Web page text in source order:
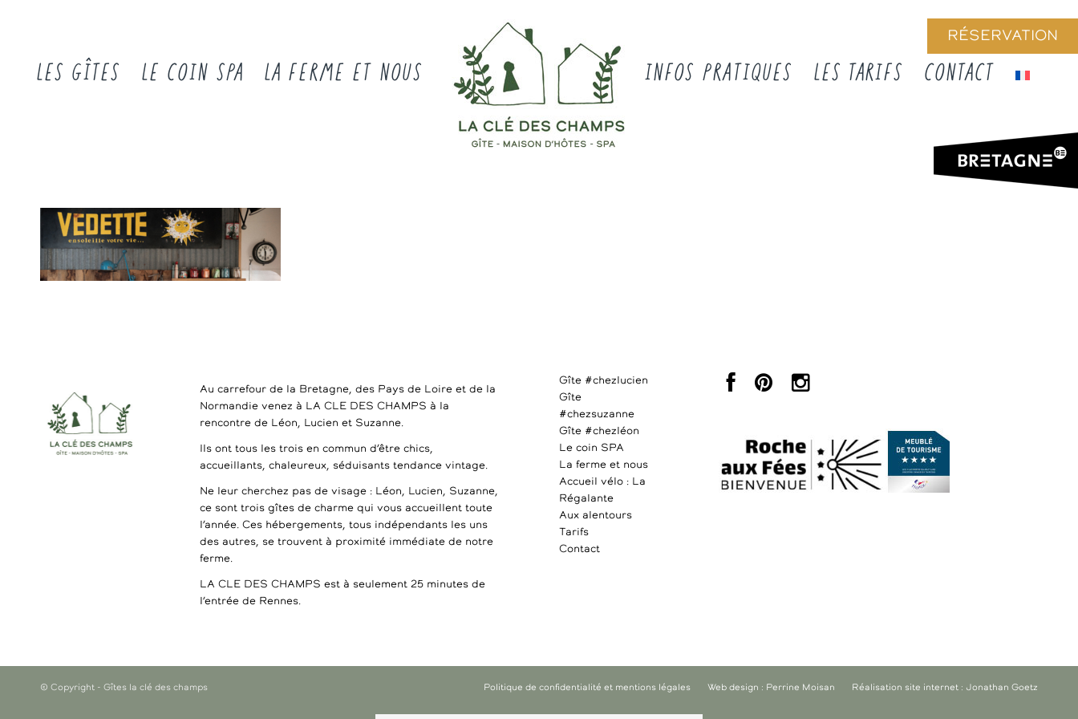
RÉSERVATION
LES GÎTES LE COIN SPA LA FERME ET NOUS INFOS PRATIQUES LES TARIFS CONTACT
Au carrefour de la Bretagne, des Pays de Loire et de la
Normandie venez à LA CLE DES CHAMPS à la
rencontre de Léon, Lucien et Suzanne.
Ils ont tous les trois en commun d’être chics,
accueillants, chaleureux, séduisants tendance vintage.
Ne leur cherchez pas de visage : Léon, Lucien, Suzanne,
ce sont trois gîtes de charme qui vous accueillent toute
l’année. Ces hébergements, tous indépendants les uns
des autres, se trouvent à proximité immédiate de notre
ferme.
LA CLE DES CHAMPS est à seulement 25 minutes de
l’entrée de Rennes.
Gîte #chezlucien
Gîte
#chezsuzanne
Gîte #chezléon
Le coin SPA
La ferme et nous
Accueil vélo : La
Régalante
Aux alentours
Tarifs
Contact
© Copyright - Gîtes la clé des champs Politique de confidentialité et mentions légales Web design : Perrine Moisan Réalisation site internet : Jonathan Goetz